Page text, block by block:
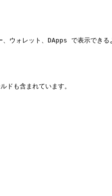
ウォレット、DApps で表示できる
ドも含まれています。